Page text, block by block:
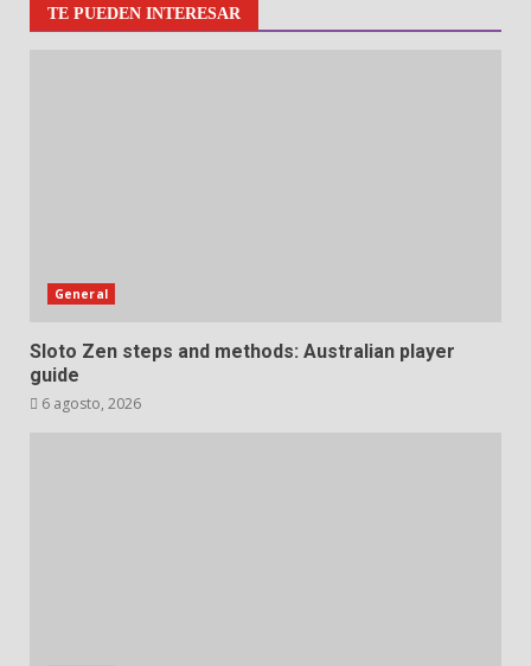
TE PUEDEN INTERESAR
General
Sloto Zen steps and methods: Australian player
guide
6 agosto, 2026